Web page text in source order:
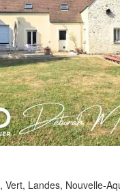
Vert, Landes, Nouvelle-